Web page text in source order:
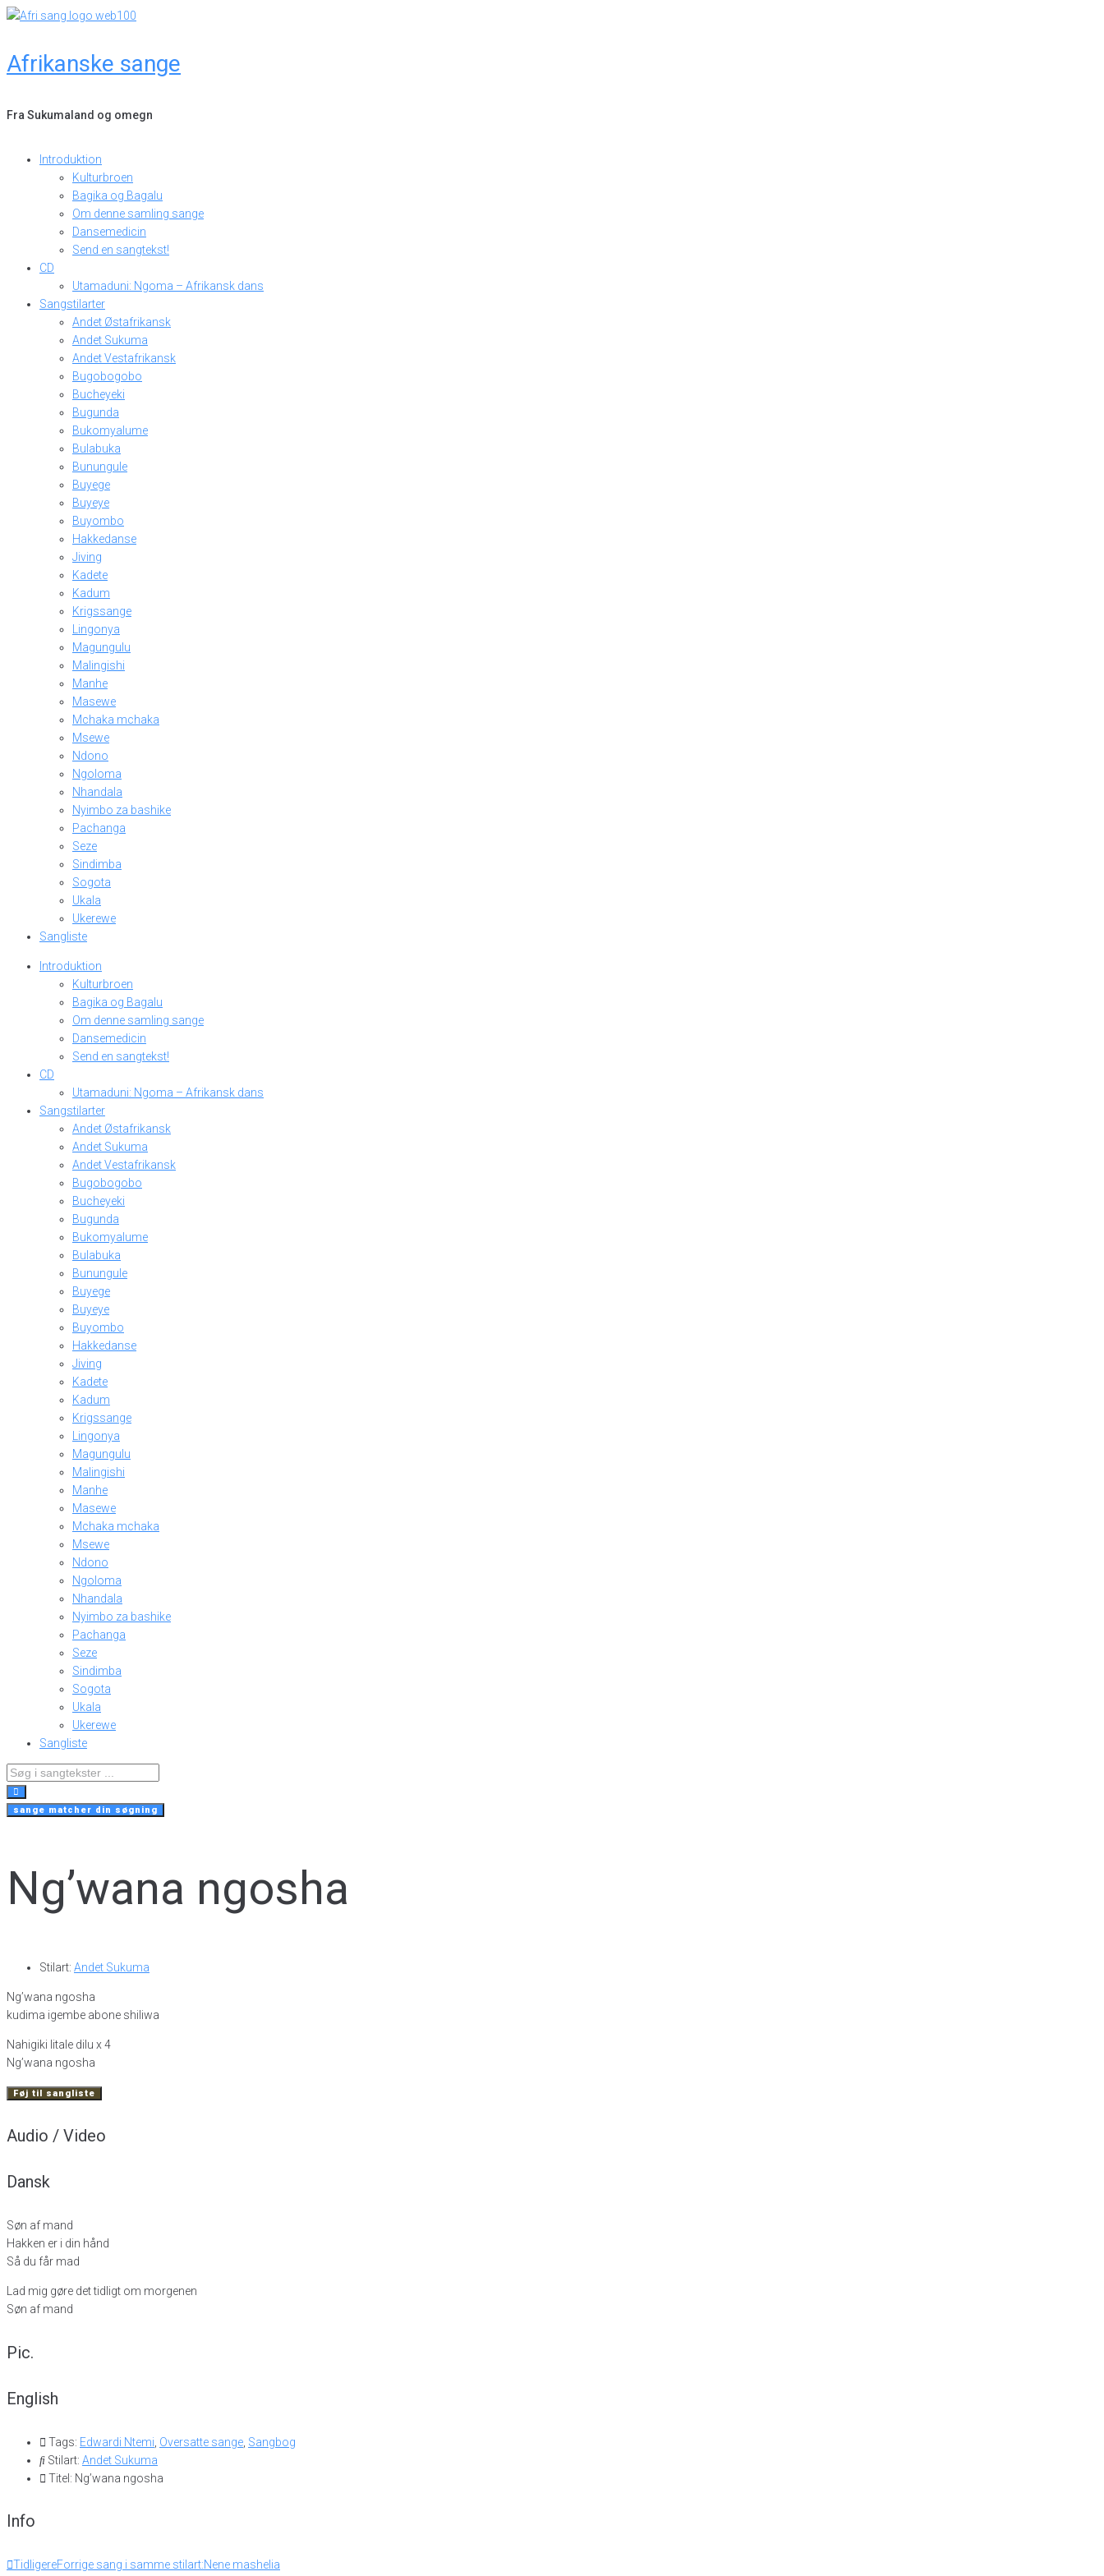
Skip
Afrikanske sange
Fra Sukumaland og omegn
Introduktion
Kulturbroen
Bagika og Bagalu
Om denne samling sange
Dansemedicin
Send en sangtekst!
CD
Utamaduni: Ngoma – Afrikansk dans
Sangstilarter
Andet Østafrikansk
Andet Sukuma
Andet Vestafrikansk
Bugobogobo
Bucheyeki
Bugunda
Bukomyalume
Bulabuka
Bunungule
Buyege
Buyeye
Buyombo
Hakkedanse
Jiving
Kadete
Kadum
Krigssange
Lingonya
Magungulu
Malingishi
Manhe
Masewe
Mchaka mchaka
Msewe
Ndono
Ngoloma
Nhandala
Nyimbo za bashike
Pachanga
Seze
Sindimba
Sogota
Ukala
Ukerewe
Sangliste
Introduktion
Kulturbroen
Bagika og Bagalu
Om denne samling sange
Dansemedicin
Send en sangtekst!
CD
Utamaduni: Ngoma – Afrikansk dans
Sangstilarter
Andet Østafrikansk
Andet Sukuma
Andet Vestafrikansk
Bugobogobo
Bucheyeki
Bugunda
Bukomyalume
Bulabuka
Bunungule
Buyege
Buyeye
Buyombo
Hakkedanse
Jiving
Kadete
Kadum
Krigssange
Lingonya
Magungulu
Malingishi
Manhe
Masewe
Mchaka mchaka
Msewe
Ndono
Ngoloma
Nhandala
Nyimbo za bashike
Pachanga
Seze
Sindimba
Sogota
Ukala
Ukerewe
Sangliste
Search
...
sange matcher din søgning
Ng’wana ngosha
Stilart: Andet Sukuma
Ng’wana ngosha
kudima igembe abone shiliwa
Nahigiki litale dilu x 4
Ng’wana ngosha
Føj til sangliste
Audio / Video
Dansk
Søn af mand
Hakken er i din hånd
Så du får mad
Lad mig gøre det tidligt om morgenen
Søn af mand
Pic.
English
Tags: Edwardi Ntemi Oversatte sange Sangbog
Stilart: Andet Sukuma
Titel: Ng’wana ngosha
Info
TidligereForrige sang i samme stilart:Nene mashelia